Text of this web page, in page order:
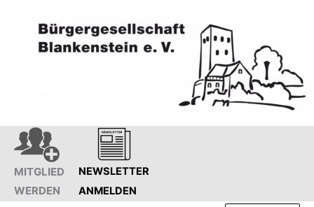
springen
MITGLIED
WERDEN
NEWSLETTER
ANMELDEN